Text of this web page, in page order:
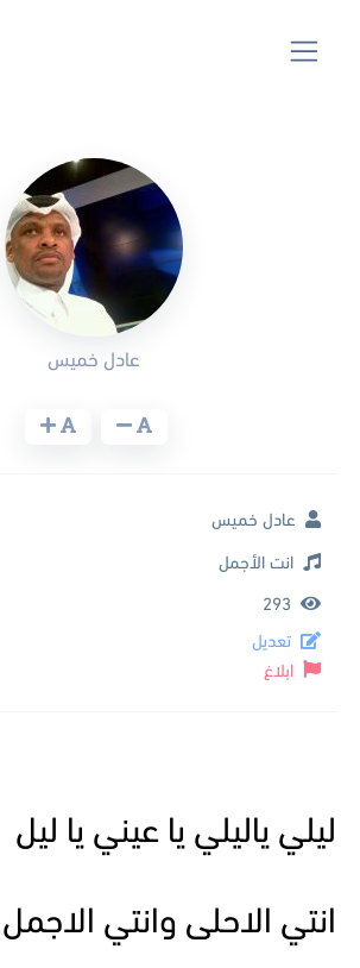
ليلي ياليلي يا عيني يا ليل
انتي الاحلى وانتي الاجمل
عادل خميس
عادل خميس
انت الأجمل
293
تعديل
ابلاغ